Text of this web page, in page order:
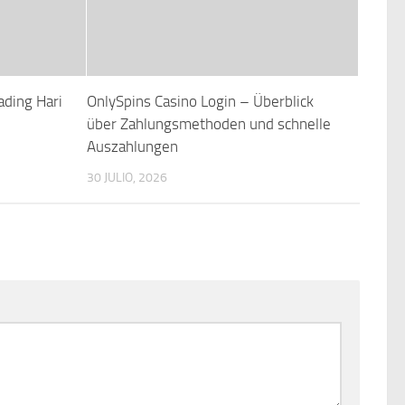
Hari
OnlySpins Casino Login – Überblick
über Zahlungsmethoden und schnelle
Auszahlungen
30 JULIO, 2026